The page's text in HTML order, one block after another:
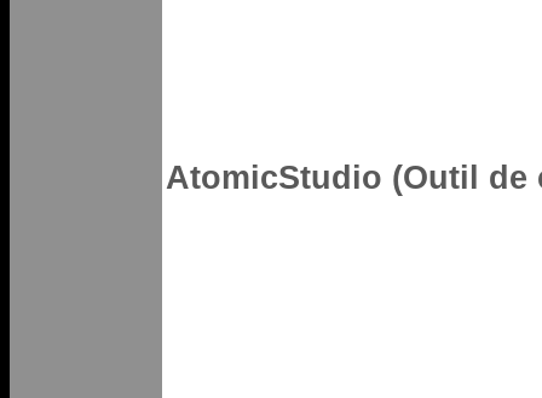
AtomicStudio (Outil de